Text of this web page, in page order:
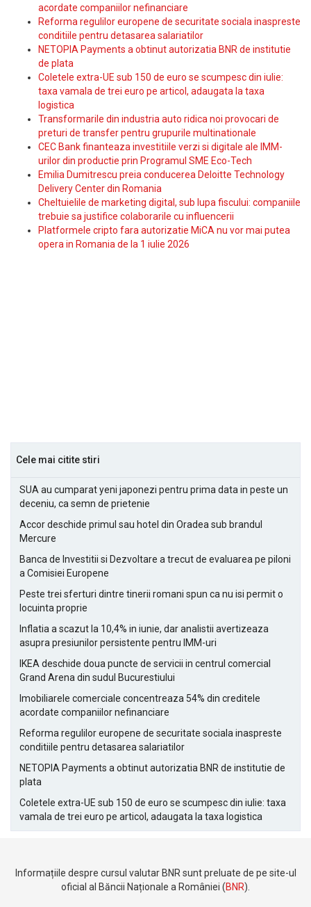
acordate companiilor nefinanciare
Reforma regulilor europene de securitate sociala inaspreste
conditiile pentru detasarea salariatilor
NETOPIA Payments a obtinut autorizatia BNR de institutie
de plata
Coletele extra-UE sub 150 de euro se scumpesc din iulie:
taxa vamala de trei euro pe articol, adaugata la taxa
logistica
Transformarile din industria auto ridica noi provocari de
preturi de transfer pentru grupurile multinationale
CEC Bank finanteaza investitiile verzi si digitale ale IMM-
urilor din productie prin Programul SME Eco-Tech
Emilia Dumitrescu preia conducerea Deloitte Technology
Delivery Center din Romania
Cheltuielile de marketing digital, sub lupa fiscului: companiile
trebuie sa justifice colaborarile cu influencerii
Platformele cripto fara autorizatie MiCA nu vor mai putea
opera in Romania de la 1 iulie 2026
Cele mai citite stiri
SUA au cumparat yeni japonezi pentru prima data in peste un
deceniu, ca semn de prietenie
Accor deschide primul sau hotel din Oradea sub brandul
Mercure
Banca de Investitii si Dezvoltare a trecut de evaluarea pe piloni
a Comisiei Europene
Peste trei sferturi dintre tinerii romani spun ca nu isi permit o
locuinta proprie
Inflatia a scazut la 10,4% in iunie, dar analistii avertizeaza
asupra presiunilor persistente pentru IMM-uri
IKEA deschide doua puncte de servicii in centrul comercial
Grand Arena din sudul Bucurestiului
Imobiliarele comerciale concentreaza 54% din creditele
acordate companiilor nefinanciare
Reforma regulilor europene de securitate sociala inaspreste
conditiile pentru detasarea salariatilor
NETOPIA Payments a obtinut autorizatia BNR de institutie de
plata
Coletele extra-UE sub 150 de euro se scumpesc din iulie: taxa
vamala de trei euro pe articol, adaugata la taxa logistica
Informațiile despre cursul valutar BNR sunt preluate de pe site-ul
oficial al Băncii Naționale a României (BNR).